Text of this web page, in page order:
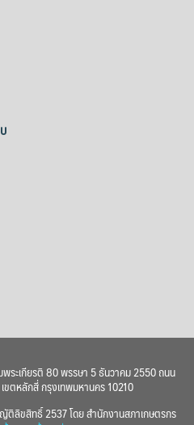
ฐมนตรีมีมติ
วังโตนด
ล้านบาท
(พ.ศ. 2570–
ล้าน
พื้นที่
ระเกียรติ 80 พรรษา 5 ธันวาคม 2550 ถนน
ตหลักสี่ กรุงเทพมหานคร 10210
ขสิทธิ์ 2537 โดย สำนักงานสภาเกษตรกร